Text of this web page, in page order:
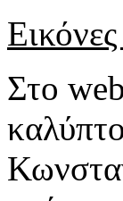
Στο web